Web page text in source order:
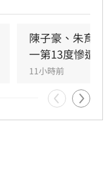
陳子豪、朱育
一第13度慘遭
11小時前